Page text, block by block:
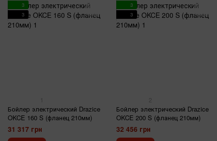
3
3
1
Бойлер электрический Drazice
OKCE 160 S (фланец 210мм)
31 317 грн
3
3
2
Бойлер электрический Drazice
OKCE 200 S (фланец 210мм)
32 456 грн